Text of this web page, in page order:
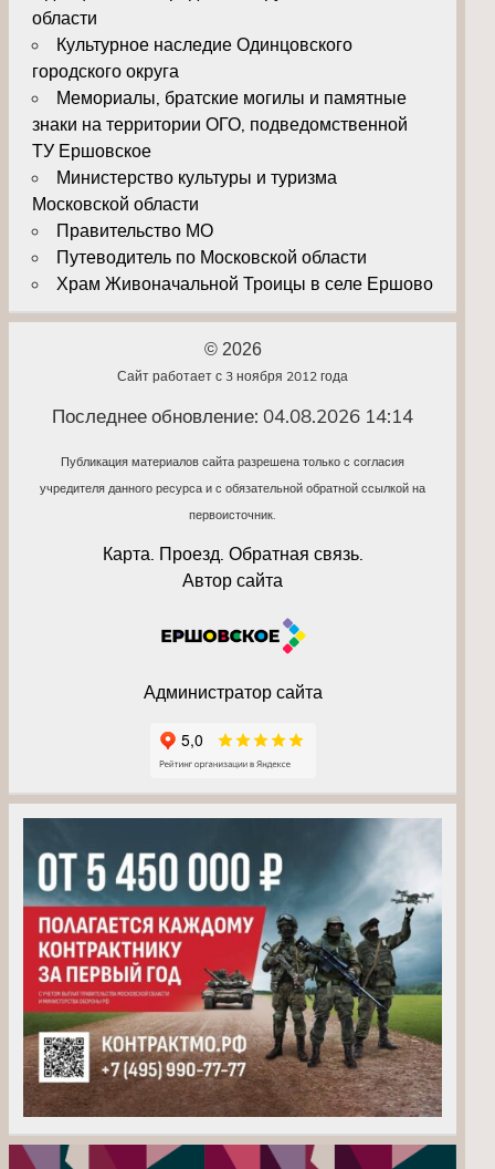
области
Культурное наследие Одинцовского
городского округа
Мемориалы, братские могилы и памятные
знаки на территории ОГО, подведомственной
ТУ Ершовское
Министерство культуры и туризма
Московской области
Правительство МО
Путеводитель по Московской области
Храм Живоначальной Троицы в селе Ершово
© 2026
Сайт работает с 3 ноября 2012 года
Последнее обновление: 04.08.2026 14:14
Публикация материалов сайта разрешена только с согласия
учредителя данного ресурса и с обязательной обратной ссылкой на
первоисточник.
Карта. Проезд. Обратная связь.
Автор сайта
Администратор сайта